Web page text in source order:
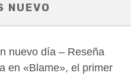
NUEVO
nuevo día – Reseña
en «Blame», el primer